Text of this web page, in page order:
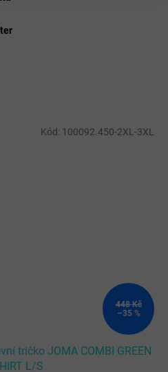
448 Kč
–35 %
tričko JOMA COMBI GREEN
L/S
Kód: 100092.450-2XL-3XL